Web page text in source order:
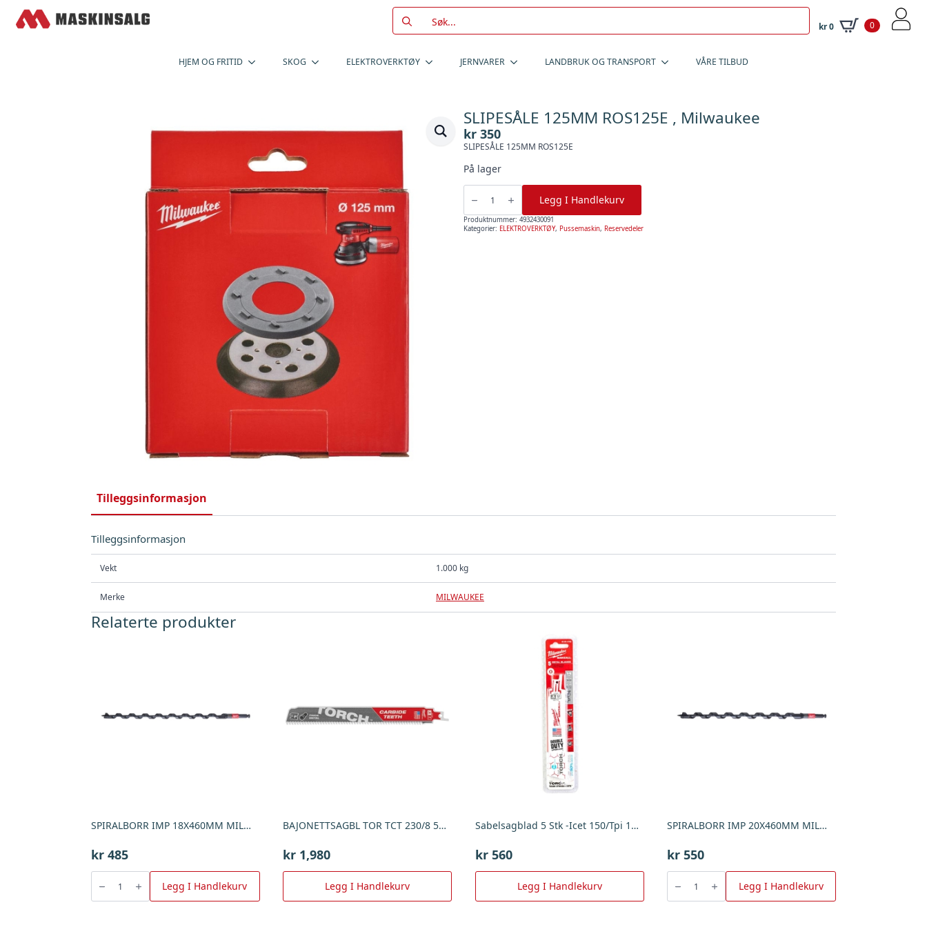
Search
for:
kr0 0
HJEM OG FRITID SKOG ELEKTROVERKTØY JERNVARER LANDBRUK OG TRANSPORT VÅRE TILBUD
SLIPESÅLE 125MM ROS125E , Milwaukee
kr 350
SLIPESÅLE 125MM ROS125E
På lager
SLIPESÅLE
125MM
ROS125E
,
Milwaukee
antall
Legg I Handlekurv
Produktnummer: 4932430091
Kategorier: ELEKTROVERKTØY, Pussemaskin, Reservedeler
Tilleggsinformasjon
Tilleggsinformasjon
Vekt 1.000 kg
Merke MILWAUKEE
Relaterte produkter
SPIRALBORR IMP 18X460MM MILW , Milwaukee
kr 485
SPIRALBORR
18X460MM
MILW
Legg I Handlekurv
BAJONETTSAGBL TOR TCT 230/8 5P , Milwaukee
kr 1,980
Legg I Handlekurv
Sabelsagblad 5 Stk -Icet 150/Tpi 14P5, Milwaukee
kr560
Legg I Handlekurv
SPIRALBORR IMP 20X460MM MILW , Milwaukee
kr 550
SPIRALBORR
20X460MM
MILW
Legg I Handlekurv